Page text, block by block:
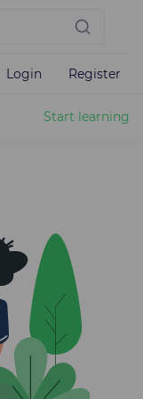
Login Register
Start learning